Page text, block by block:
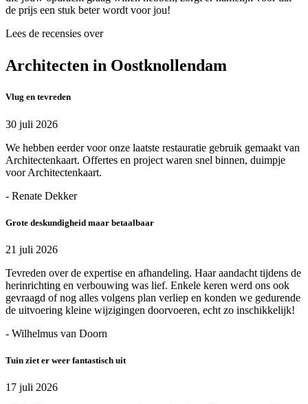
de prijs een stuk beter wordt voor jou!
Lees de recensies over
Architecten in Oostknollendam
Vlug en tevreden
30 juli 2026
We hebben eerder voor onze laatste restauratie gebruik gemaakt van
Architectenkaart. Offertes en project waren snel binnen, duimpje
voor Architectenkaart.
- Renate Dekker
Grote deskundigheid maar betaalbaar
21 juli 2026
Tevreden over de expertise en afhandeling. Haar aandacht tijdens de
herinrichting en verbouwing was lief. Enkele keren werd ons ook
gevraagd of nog alles volgens plan verliep en konden we gedurende
de uitvoering kleine wijzigingen doorvoeren, echt zo inschikkelijk!
- Wilhelmus van Doorn
Tuin ziet er weer fantastisch uit
17 juli 2026